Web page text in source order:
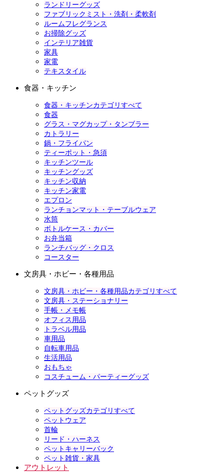
ランドリーグッズ
ファブリックミスト・洗剤・柔軟剤
ルームフレグランス
お掃除グッズ
インテリア雑貨
家具
家電
テキスタイル
食器・キッチン
食器・キッチンカテゴリすべて
食器
グラス・マグカップ・タンブラー
カトラリー
鍋・フライパン
ティーポット・急須
キッチンツール
キッチングッズ
キッチン収納
キッチン家電
エプロン
ランチョンマット・テーブルウェア
水筒
ボトルケース・カバー
お弁当箱
ランチバッグ・クロス
コースター
文房具・ホビー・各種用品
文房具・ホビー・各種用品カテゴリすべて
文房具・ステーショナリー
手帳・メモ帳
オフィス用品
トラベル用品
車用品
自転車用品
生活用品
おもちゃ
コスチューム・パーティーグッズ
ペットグッズ
ペットグッズカテゴリすべて
ペットウェア
首輪
リード・ハーネス
ペットキャリーバック
ペット雑貨・家具
アウトレット